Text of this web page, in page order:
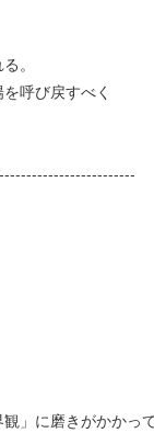
。
呼び戻すべく
」に磨きがかかっ